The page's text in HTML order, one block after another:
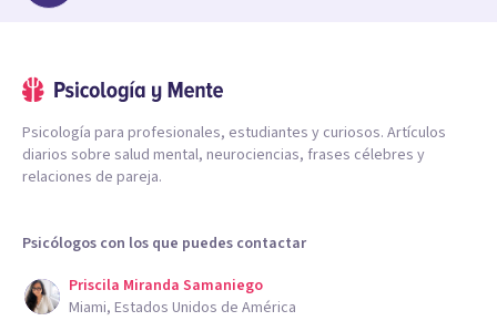
Psicología para profesionales, estudiantes y curiosos. Artículos
diarios sobre salud mental, neurociencias, frases célebres y
relaciones de pareja.
Psicólogos con los que puedes contactar
Priscila Miranda Samaniego
Miami, Estados Unidos de América